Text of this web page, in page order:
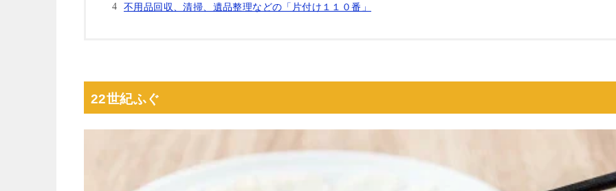
不⽤品回収、清掃、遺品整理などの「⽚付け１１０番」
22世紀ふぐ